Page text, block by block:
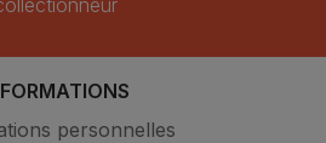
personnelles